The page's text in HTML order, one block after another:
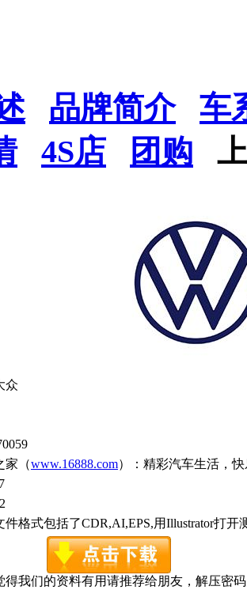
品牌简介
车
4S店 团购
众
家（www.16888.com）：精彩汽车生活，
件格式包括了CDR,AI,EPS,用Illustrator打开
得我们的资料有用请推荐给朋友，解压密码